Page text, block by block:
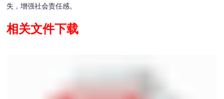
失，增强社会责任感。
相关文件下载